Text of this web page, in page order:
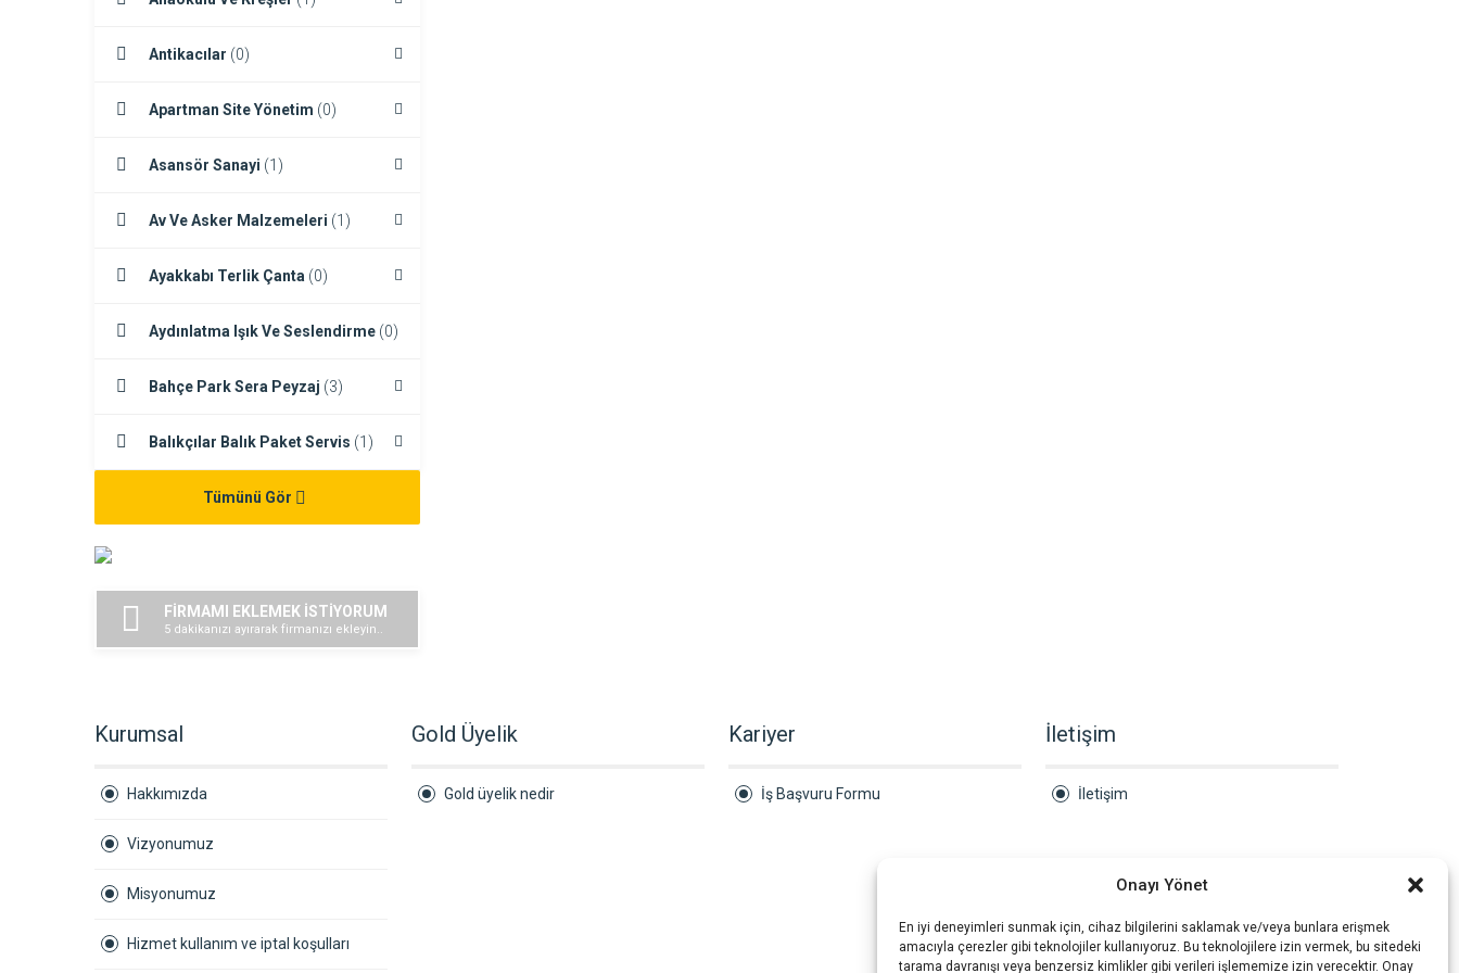
Onayı Yönet
En iyi deneyimleri sunmak için, cihaz bilgilerini saklamak ve/veya bunlara erişmek
amacıyla çerezler gibi teknolojiler kullanıyoruz. Bu teknolojilere izin vermek, bu sitedeki
tarama davranışı veya benzersiz kimlikler gibi verileri işlememize izin verecektir. Onay
Antikacılar (0)
Apartman Site Yönetim (0)
Asansör Sanayi (1)
Av Ve Asker Malzemeleri (1)
Ayakkabı Terlik Çanta (0)
Aydınlatma Işık Ve Seslendirme (0)
Bahçe Park Sera Peyzaj (3)
Balıkçılar Balık Paket Servis (1)
Tümünü Gör
FİRMAMI EKLEMEK İSTİYORUM
5 dakikanızı ayırarak firmanızı ekleyin..
Kurumsal
Hakkımızda
Vizyonumuz
Misyonumuz
Hizmet kullanım ve iptal koşulları
Gold Üyelik
Gold üyelik nedir
Kariyer
İş Başvuru Formu
İletişim
İletişim